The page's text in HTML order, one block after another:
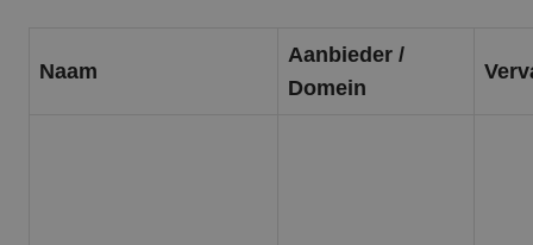
Naam
Aanbieder /
Domein